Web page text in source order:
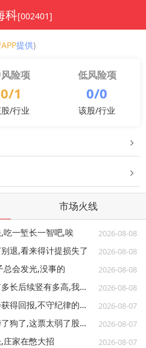
科[002401]
提供)
险项
0/1
/行业
低风险项
0/0
该股/行业
市场火线
一堑长一智吧,唉 2026-08-08
退,看来得计提损失了 2026-08-08
会发光,没事的 2026-08-08
[002401中远海科]此股现在横有多长后续竖有多高,我发誓它套不了人,动摇了就关掉软件不看 2026-08-08
[002401中远海科]立场坚定都会获得回报,不守纪律的已经凉了,哈哈哈 2026-08-07
[002401中远海科]买这票真是哔了狗了,这票太弱了股性都没有被激活,有游资大佬来拯救下吗 2026-08-07
家在憋大招 2026-08-07